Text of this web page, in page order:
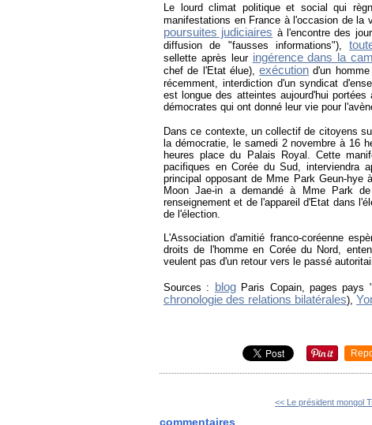
Le lourd climat politique et social qui
manifestations en France à l'occasion de la
poursuites judiciaires à l'encontre des
diffusion de "fausses informations"),
sellette après leur ingérence dans la
chef de l'Etat élue),exécution d'un
récemment, interdiction d'un syndicat
est longue des atteintes aujourd'hui
démocrates qui ont donné leur vie pour
Dans ce contexte, un collectif de citoyens
la démocratie, le samedi 2 novembre à 16
heures place du Palais Royal. Cette
pacifiques en Corée du Sud, interviendra
principal opposant de Mme Park Geun-hye
Moon Jae-in a demandé à Mme Park
renseignement et de l'appareil d'Etat dans
de l'élection.
L'Association d'amitié franco-coréenne
droits de l'homme en Corée du Nord,
veulent pas d'un retour vers le passé
Sources : blogParis Copain, pages pays
chronologie des relations bilatérales),
<< Le président mongol
commentaires